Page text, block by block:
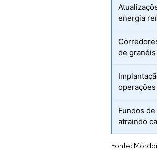
energia
de
Fundos
atraindo
Fonte: